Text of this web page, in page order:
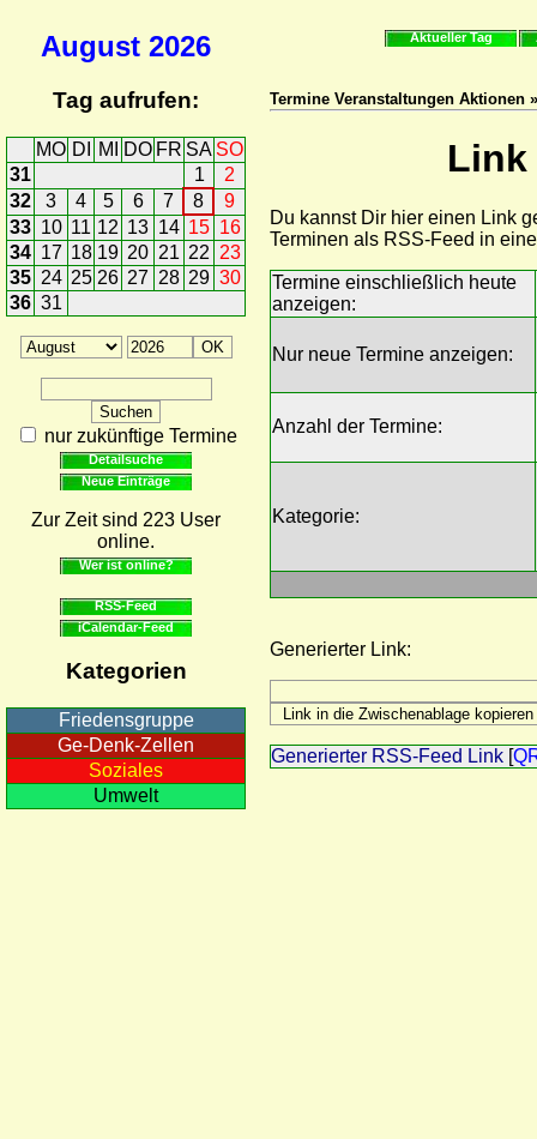
August 2026
Tag aufrufen:
MO DI MI DO FR SA SO
31
1
2
32
3 4 5 6 7 8
9
33 10 11 12 13 14 15 16
34 17 18 19 20 21 22 23
35 24 25 26 27 28 29 30
36 31
nur zukünftige Termine
Detailsuche
Neue Einträge
Zur Zeit sind 223 User
online.
Wer ist online?
RSS-Feed
iCalendar-Feed
Kategorien
Friedensgruppe
Ge-Denk-Zellen
Soziales
Umwelt
Aktueller Tag
Termine Veranstaltungen Aktionen
Link
Du kannst Dir hier einen Link
Terminen als RSS-Feed in
Termine einschließlich heute
anzeigen:
Nur neue Termine anzeigen:
Anzahl der Termine:
Kategorie:
Generierter Link:
Generierter RSS-Feed Link [